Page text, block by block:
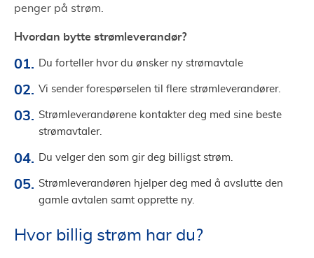
penger på strøm.
Hvordan bytte strømleverandør?
Du forteller hvor du ønsker ny strømavtale
Vi sender forespørselen til flere strømleverandører.
Strømleverandørene kontakter deg med sine beste
strømavtaler.
Du velger den som gir deg billigst strøm.
Strømleverandøren hjelper deg med å avslutte den
gamle avtalen samt opprette ny.
Hvor billig strøm har du?